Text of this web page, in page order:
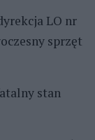
LO nr
sprzęt
stan